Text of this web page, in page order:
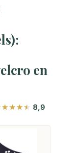
en
8,9